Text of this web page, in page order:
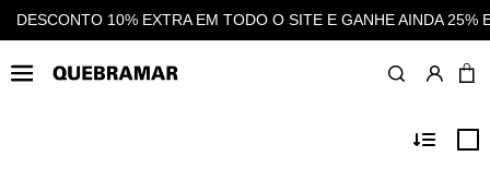
O SITE E GANHE AINDA 25% EM CASHBACK EM TODAS AS